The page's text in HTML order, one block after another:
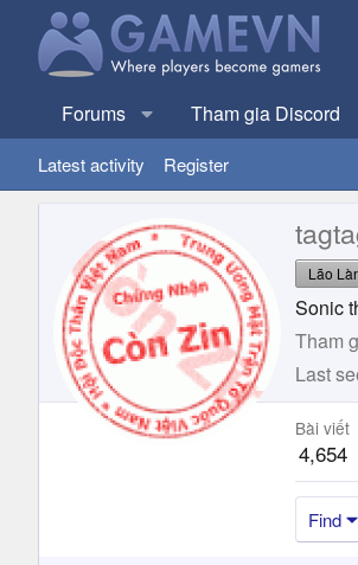
Forums Tham gia Discord
Latest activity Register
Lão
Sonic
Tham
Last
Bài viết
4,654
Find